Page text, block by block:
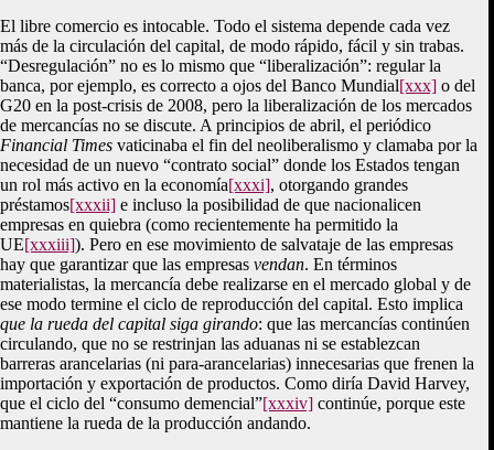
El libre comercio es intocable. Todo el sistema depende cada vez
más de la circulación del capital, de modo rápido, fácil y sin trabas.
“Desregulación” no es lo mismo que “liberalización”: regular la
banca, por ejemplo, es correcto a ojos del Banco Mundial[xxx] o del
G20 en la post-crisis de 2008, pero la liberalización de los mercados
de mercancías no se discute. A principios de abril, el periódico
Financial Times vaticinaba el fin del neoliberalismo y clamaba por la
necesidad de un nuevo “contrato social” donde los Estados tengan
un rol más activo en la economía[xxxi], otorgando grandes
préstamos[xxxii] e incluso la posibilidad de que nacionalicen
empresas en quiebra (como recientemente ha permitido la
UE[xxxiii]). Pero en ese movimiento de salvataje de las empresas
hay que garantizar que las empresas vendan. En términos
materialistas, la mercancía debe realizarse en el mercado global y de
ese modo termine el ciclo de reproducción del capital. Esto implica
que la rueda del capital siga girando: que las mercancías continúen
circulando, que no se restrinjan las aduanas ni se establezcan
barreras arancelarias (ni para-arancelarias) innecesarias que frenen la
importación y exportación de productos. Como diría David Harvey,
que el ciclo del “consumo demencial”[xxxiv] continúe, porque este
mantiene la rueda de la producción andando.